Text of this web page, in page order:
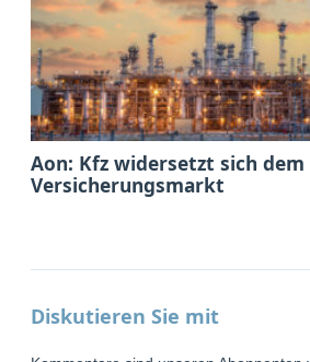
Aon: Kfz widersetzt sich dem
Versicherungsmarkt
Diskutieren Sie mit